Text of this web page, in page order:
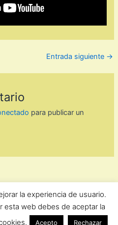
Entrada siguiente →
para publicar un
© 2026 | Privacidad
la experiencia de usuario.
esta web debes de aceptar la
Acepto Rechazar